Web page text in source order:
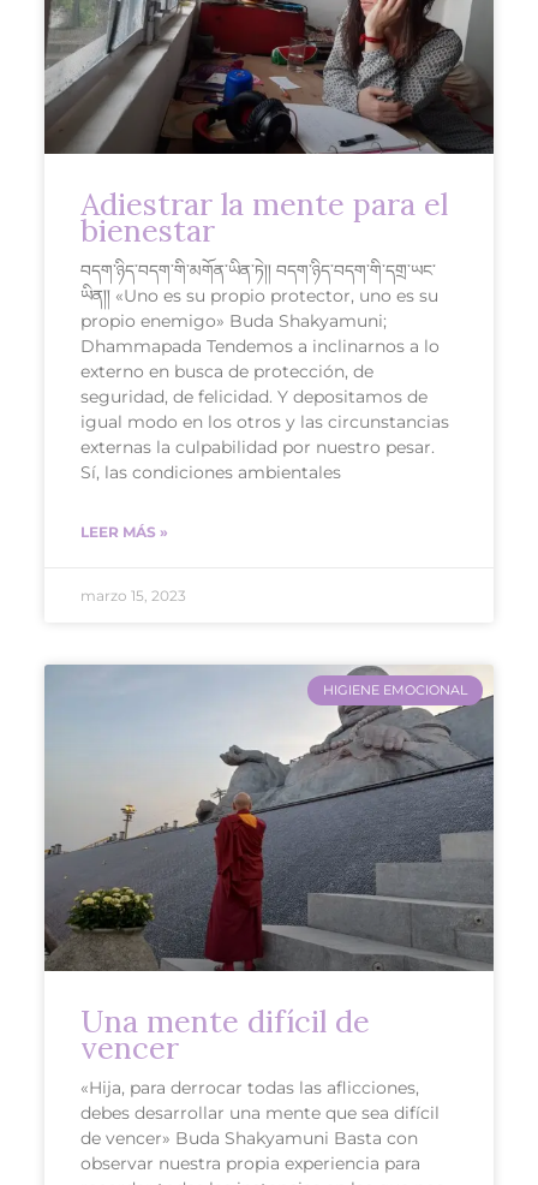
Adiestrar la mente para el
bienestar
བདག་ཉིད་བདག་གི་མགོན་ཡིན་ཏེ།། བདག་ཉིད་བདག་གི་དགྲ་ཡང་
ཡིན།། «Uno es su propio protector, uno es su
propio enemigo» Buda Shakyamuni;
Dhammapada Tendemos a inclinarnos a lo
externo en busca de protección, de
seguridad, de felicidad. Y depositamos de
igual modo en los otros y las circunstancias
externas la culpabilidad por nuestro pesar.
Sí, las condiciones ambientales
LEER MÁS »
marzo 15, 2023
HIGIENE EMOCIONAL
Una mente difícil de
vencer
«Hija, para derrocar todas las aflicciones,
debes desarrollar una mente que sea difícil
de vencer» Buda Shakyamuni Basta con
observar nuestra propia experiencia para